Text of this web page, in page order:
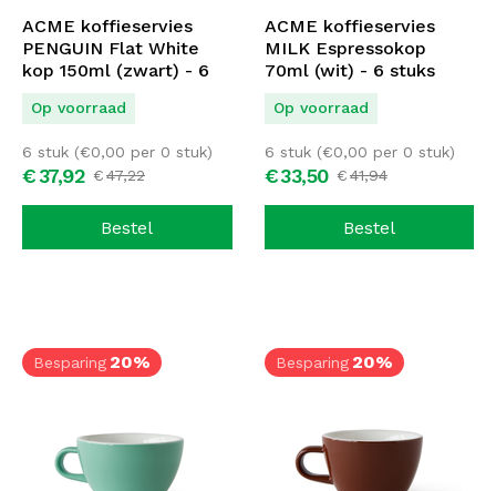
ACME koffieservies
PENGUIN Flat White
kop 150ml (zwart) - 6
stuks
Op voorraad
€ 47,22
€37,92
6 stuk (€0,00 per 0 stuk)
Bestel
ACME koffieservies
MILK Espressokop
70ml (wit) - 6 stuks
Op voorraad
€41,94
€33,50
6 stuk (€0,00 per 0 stuk)
Bestel
Besparing 20% Besparing 20%